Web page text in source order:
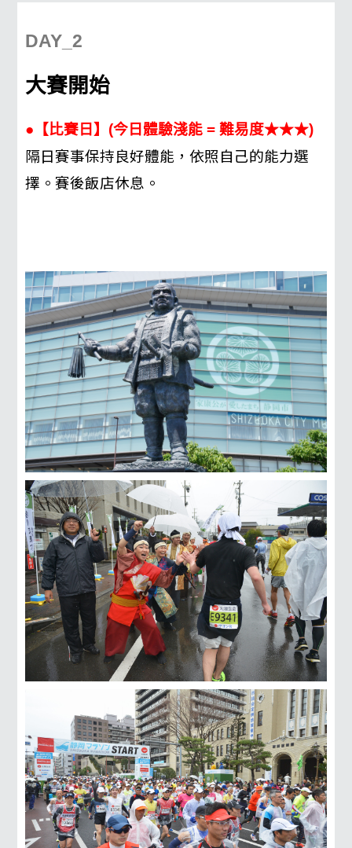
DAY_2
大賽開始
●【比賽日】(今日體驗淺能 = 難易度★★★)
隔日賽事保持良好體能，依照自己的能力選
擇。 賽後飯店休息。